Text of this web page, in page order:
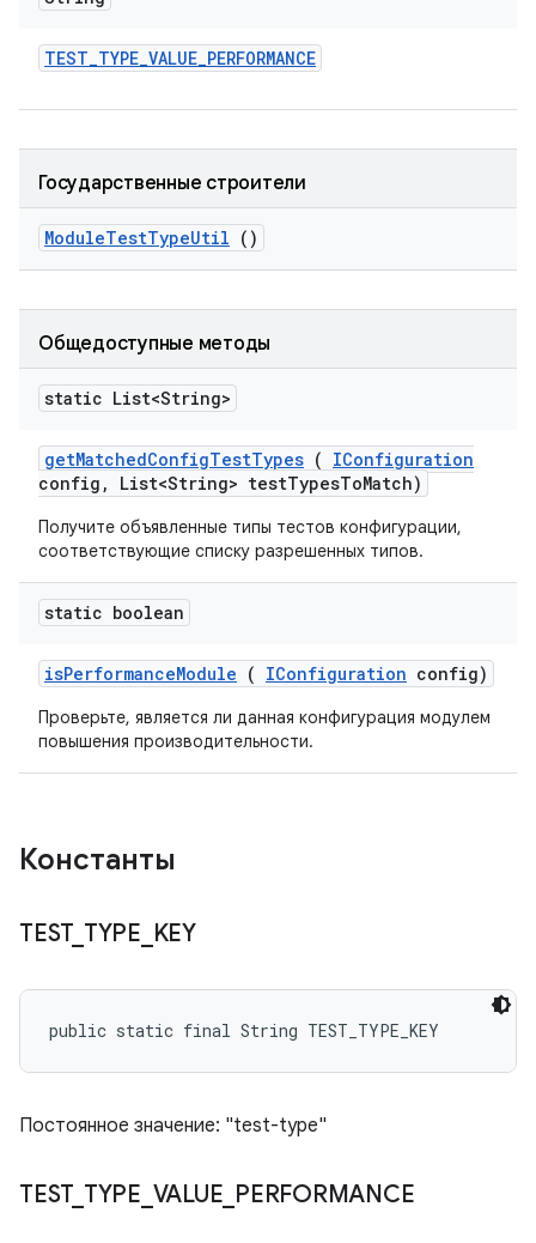
TEST_TYPE_VALUE_PERFORMANCE
Государственные строители
ModuleTestTypeUtil ()
Общедоступные методы
static List<String>
getMatchedConfigTestTypes ( IConfiguration
config , List<String> testTypesToMatch)
Получите объявленные типы тестов конфигурации,
соответствующие списку разрешенных типов.
static boolean
isPerformanceModule ( IConfiguration config)
Проверьте, является ли данная конфигурация модулем
повышения производительности.
Константы
TEST_ TYPE KEY
public static final String TEST_TYPE_KEY
Постоянное значение: "test-type"
TEST_ TYPE VALUE PERFORMANCE